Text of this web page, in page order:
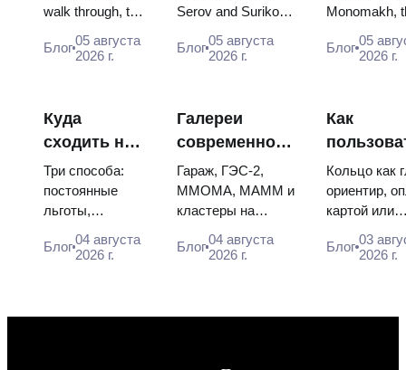
самой
большой
космической
walk through, the
model, scorched
flight...
Блог05 августа
2026 г.
которых стоит
строить
планы
Serov and Surikov
stop people, where
Блог05 августа
2026 г.
одеяния
Monomakh,
boy tsars
Блог 05
2026 г.
Куда
сходить на
искусство в
Москве
бесплатно
Три способа:
постоянные
льготы,
и площадки со
Блог04 августа
2026 г.
Галереи
современного
искусства в
Москве: где
смотреть и
сколько стоит
Гараж, ГЭС-2,
ММОМА, МАММ и
кластеры на
часы, метро. Где
Блог04 августа
2026 г.
Как
метро
схема,
Кольцо как
ориентир,
картой или
указатели
Блог 03
2026 г.